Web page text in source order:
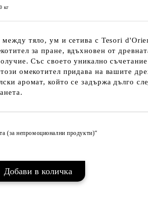
кг
между тяло, ум и сетива с Tesori
за пране, вдъхновен от
Със своето уникално
омекотител придава на вашите
аромат, който се задържа дълго
(за непромоционални продукти)“